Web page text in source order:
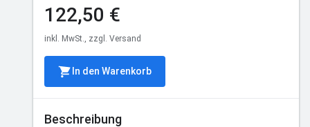
122,50 €
inkl. MwSt., zzgl. Versand
In den Warenkorb
Beschreibung